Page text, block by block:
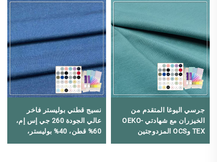
جرسي اليوغا المتقدم من
الخيزران مع شهادتي OEKO-
TEX وOCS المزدوجتين
نسيج قطني بوليستر فاخر
عالي الجودة 260 جي إس إم،
60% قطن، 40% بوليستر،
مقاوم للكهرباء الساكنة،